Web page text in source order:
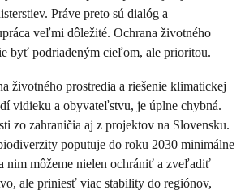
Práve preto sú dialóg a
veľmi dôležité. Ochrana životného
byť podriadeným cieľom, ale prioritou.
životného prostredia a riešenie klimatickej
vidieku a obyvateľstvu, je úplne chybná.
zo zahraničia aj z projektov na Slovensku.
poputuje do roku 2030 minimálne
nim môžeme nielen ochrániť a zveľadiť
ale priniesť viac stability do regiónov,